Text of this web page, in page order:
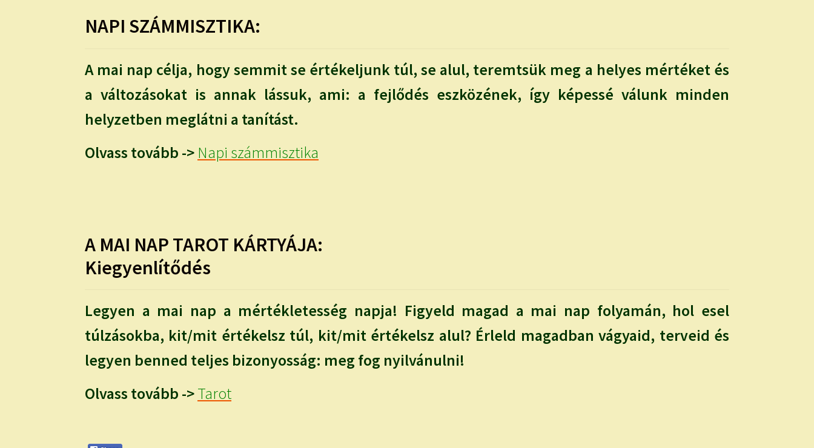
NAPI SZÁMMISZTIKA:
A mai nap célja, hogy semmit se értékeljunk túl, se alul, teremtsük meg a helyes mértéket és
a változásokat is annak lássuk, ami: a fejlődés eszközének, így képessé válunk minden
helyzetben meglátni a tanítást.
Olvass tovább -> Napi számmisztika
A MAI NAP TAROT KÁRTYÁJA:
Kiegyenlítődés
Legyen a mai nap a mértékletesség napja! Figyeld magad a mai nap folyamán, hol esel
túlzásokba, kit/mit értékelsz túl, kit/mit értékelsz alul? Érleld magadban vágyaid, terveid és
legyen benned teljes bizonyosság: meg fog nyilvánulni!
Olvass tovább ->Tarot